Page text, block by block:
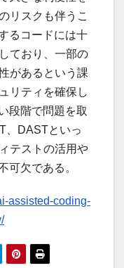
リスクも伴うこ
るコードには十
ており、一部の
があるという課
リティを確保し
段階で問題を取
、DASTといっ
テストの活用や
可欠である。
assisted-coding-